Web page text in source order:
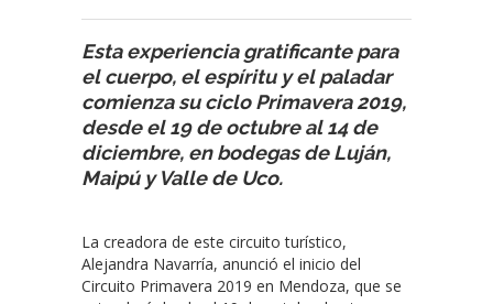
Esta experiencia gratificante para
el cuerpo, el espíritu y el paladar
comienza su ciclo Primavera 2019,
desde el 19 de octubre al 14 de
diciembre, en bodegas de Luján,
Maipú y Valle de Uco.
La creadora de este circuito turístico,
Alejandra Navarría, anunció el inicio del
Circuito Primavera 2019 en Mendoza, que se